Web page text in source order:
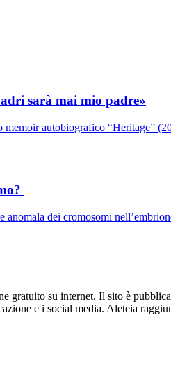
sarà mai mio padre»
autobiografico “Heritage”
anomala dei cromosomi
gratuito su internet. Il sito è
e i social media. Aleteia